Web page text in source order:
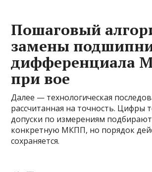
Пошаговый
замены
дифференциала
при вое
Далее — технологическая
рассчитанная на точность. Цифры
допуски по измерениям
конкретную МКПП, но порядок
сохраняется.